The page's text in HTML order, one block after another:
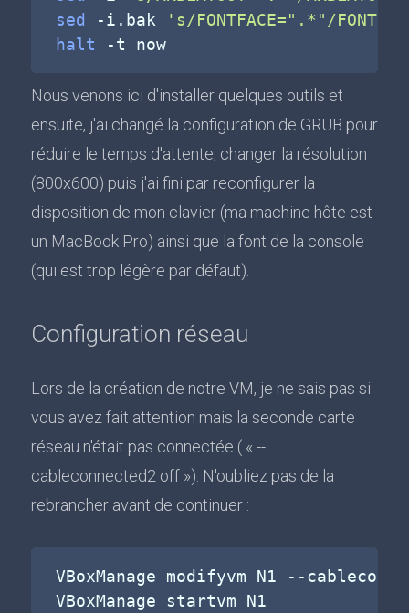
sed
-i.bak
's/FONTFACE=".*"/
halt
-t now
Nous venons ici d'installer quelques outils et
ensuite, j'ai changé la configuration de GRUB pour
réduire le temps d'attente, changer la résolution
(800x600) puis j'ai fini par reconfigurer la
disposition de mon clavier (ma machine hôte est
un MacBook Pro) ainsi que la font de la console
(qui est trop légère par défaut).
Configuration réseau
Lors de la création de notre VM, je ne sais pas si
vous avez fait attention mais la seconde carte
réseau n'était pas connectée ( « --
cableconnected2 off »). N'oubliez pas de la
rebrancher avant de continuer :
VBoxManage modifyvm N1
--